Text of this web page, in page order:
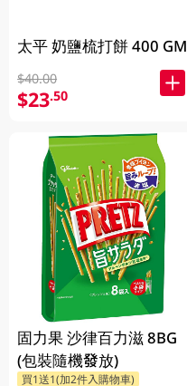
太平 奶鹽梳打餅 400 GM
$40.00
$23.50
固力果 沙律百力滋 8BG
(包裝隨機發放)
買1送1(加2件入購物車)